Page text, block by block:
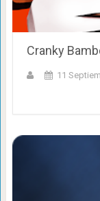
Cranky
11